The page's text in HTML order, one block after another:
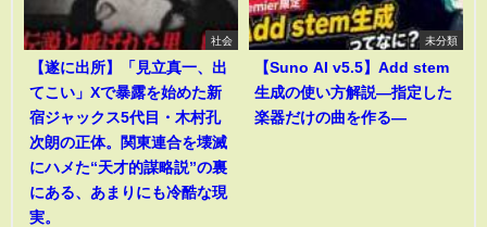
社会
【遂に出所】「見立真一、出
てこい」Xで暴露を始めた新
宿ジャックス5代目・木村孔
次朗の正体。関東連合を壊滅
にハメた“天才的謀略説”の裏
にある、あまりにも冷酷な現
実。
未分類
【Suno AI v5.5】Add stem
生成の使い方解説―指定した
楽器だけの曲を作る―